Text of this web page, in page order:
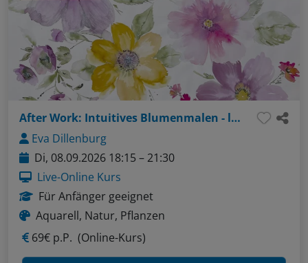
After Work: Intuitives Blumenmalen - locker, lebendig und ausdrucksstark
Eva Dillenburg
Di, 08.09.2026 18:15 – 21:30
Live-Online Kurs
Für Anfänger geeignet
Aquarell, Natur, Pflanzen
69€ p.P. (Online-Kurs)